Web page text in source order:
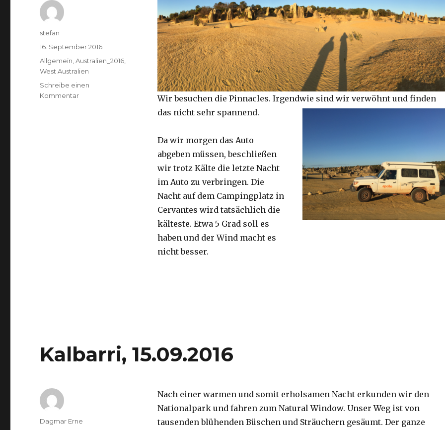
Wir besuchen die Pinnacles. Irgendwie sind wir verwöhnt und finden
das nicht sehr spannend.
Da wir morgen das Auto
abgeben müssen, beschließen
wir trotz Kälte die letzte Nacht
im Auto zu verbringen. Die
Nacht auf dem Campingplatz in
Cervantes wird tatsächlich die
kälteste. Etwa 5 Grad soll es
haben und der Wind macht es
nicht besser.
Autor
stefan
Veröffentlicht
am
16. September 2016
Kategorien
Allgemein,Australien_2016,
West Australien
Schreibe einen
Kommentarzu
Kalbarri, 15.09.2016
Nach einer warmen und somit erholsamen Nacht erkunden wir den
Nationalpark und fahren zum Natural Window. Unser Weg ist von
tausenden blühenden Büschen und Sträuchern gesäumt. Der ganze
Autor
Dagmar Erne